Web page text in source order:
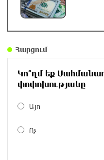
Գնաճային
խնդիրների և
դիսբալանսը.
Հարցում
Կո՞ղմ եք
փոփոխությանը
Այո
Ոչ